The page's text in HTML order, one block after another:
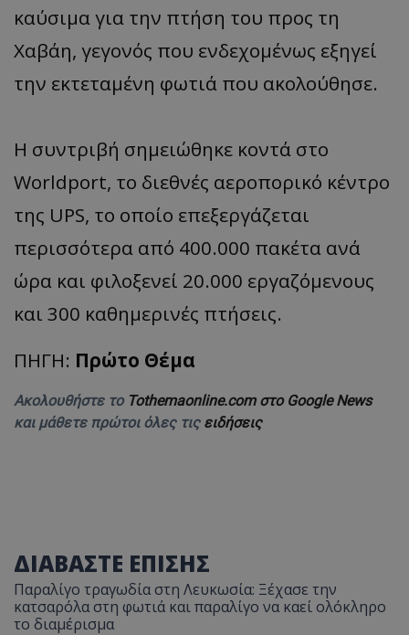
καύσιμα για την πτήση του προς τη
Χαβάη, γεγονός που ενδεχομένως εξηγεί
την εκτεταμένη φωτιά που ακολούθησε.
Η συντριβή σημειώθηκε κοντά στο
Worldport, το διεθνές αεροπορικό κέντρο
της UPS, το οποίο επεξεργάζεται
περισσότερα από 400.000 πακέτα ανά
ώρα και φιλοξενεί 20.000 εργαζόμενους
και 300 καθημερινές πτήσεις.
ΠΗΓΗ: Πρώτο Θέμα
Ακολουθήστε το Tothemaonline.com στο Google News
και μάθετε πρώτοι όλες τις ειδήσεις
ΔΙΑΒΑΣΤΕ ΕΠΙΣΗΣ
Παραλίγο τραγωδία στη Λευκωσία: Ξέχασε την
κατσαρόλα στη φωτιά και παραλίγο να καεί ολόκληρο
το διαμέρισμα